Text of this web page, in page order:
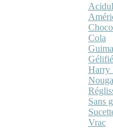
Cola
Harry
Sans
Vrac